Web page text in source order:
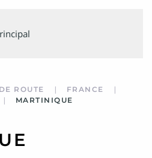
ROUTE
FRANCE
MARTINIQUE